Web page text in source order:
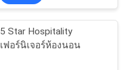
5 Star Hospitality
เฟอร์นิเจอร์ห้องนอน